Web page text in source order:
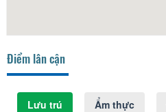
Điểm lân cận
Lưu trú Ẩm thực